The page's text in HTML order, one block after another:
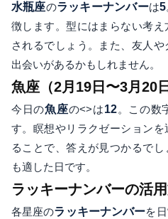
水瓶座のラッキーナンバーは5
徴します。型にはまらない考
されるでしょう。また、友人
出会いがあるかもしれません。
魚座（2月19日〜3月20日
今日の魚座の<>は12。この数
す。瞑想やリラクゼーション
ることで、答えが見つかるで
も適した日です。
ラッキーナンバーの活
各星座のラッキーナンバーを